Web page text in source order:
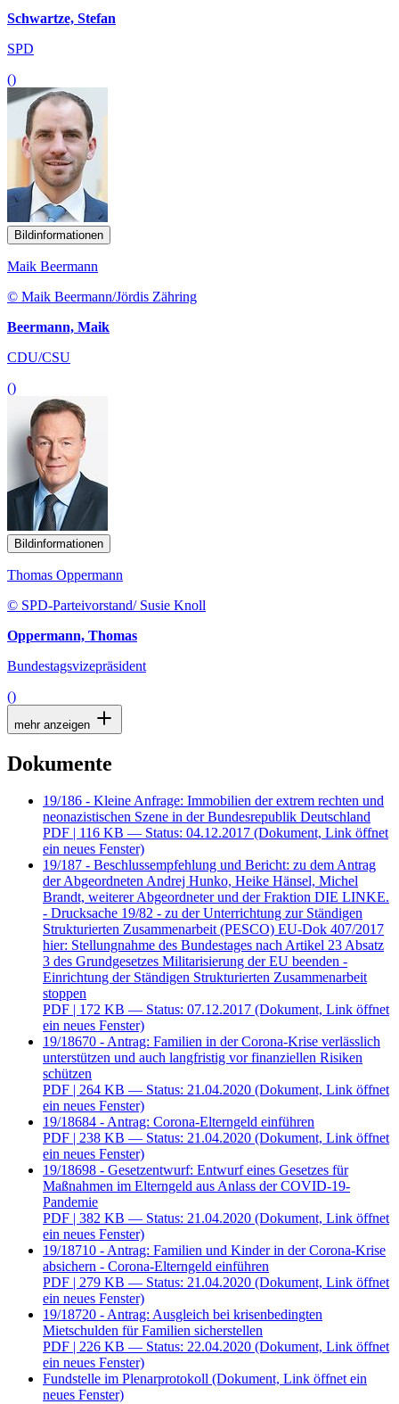
Schwartze, Stefan
SPD
()
Bildinformationen
Maik Beermann
© Maik Beermann/Jördis Zähring
Beermann, Maik
CDU/CSU
()
Bildinformationen
Thomas Oppermann
© SPD-Parteivorstand/ Susie Knoll
Oppermann, Thomas
Bundestagsvizepräsident
()
mehr anzeigen
Dokumente
19/186 - Kleine Anfrage: Immobilien der extrem rechten und
neonazistischen Szene in der Bundesrepublik Deutschland
PDF | 116 KB — Status: 04.12.2017 (Dokument, Link öffnet
ein neues Fenster)
19/187 - Beschlussempfehlung und Bericht: zu dem Antrag
der Abgeordneten Andrej Hunko, Heike Hänsel, Michel
Brandt, weiterer Abgeordneter und der Fraktion DIE LINKE.
- Drucksache 19/82 - zu der Unterrichtung zur Ständigen
Strukturierten Zusammenarbeit (PESCO) EU-Dok 407/2017
hier: Stellungnahme des Bundestages nach Artikel 23 Absatz
3 des Grundgesetzes Militarisierung der EU beenden -
Einrichtung der Ständigen Strukturierten Zusammenarbeit
stoppen
PDF | 172 KB — Status: 07.12.2017 (Dokument, Link öffnet
ein neues Fenster)
19/18670 - Antrag: Familien in der Corona-Krise verlässlich
unterstützen und auch langfristig vor finanziellen Risiken
schützen
PDF | 264 KB — Status: 21.04.2020 (Dokument, Link öffnet
ein neues Fenster)
19/18684 - Antrag: Corona-Elterngeld einführen
PDF | 238 KB — Status: 21.04.2020 (Dokument, Link öffnet
ein neues Fenster)
19/18698 - Gesetzentwurf: Entwurf eines Gesetzes für
Maßnahmen im Elterngeld aus Anlass der COVID-19-
Pandemie
PDF | 382 KB — Status: 21.04.2020 (Dokument, Link öffnet
ein neues Fenster)
19/18710 - Antrag: Familien und Kinder in der Corona-Krise
absichern - Corona-Elterngeld einführen
PDF | 279 KB — Status: 21.04.2020 (Dokument, Link öffnet
ein neues Fenster)
19/18720 - Antrag: Ausgleich bei krisenbedingten
Mietschulden für Familien sicherstellen
PDF | 226 KB — Status: 22.04.2020 (Dokument, Link öffnet
ein neues Fenster)
Fundstelle im Plenarprotokoll (Dokument, Link öffnet ein
neues Fenster)